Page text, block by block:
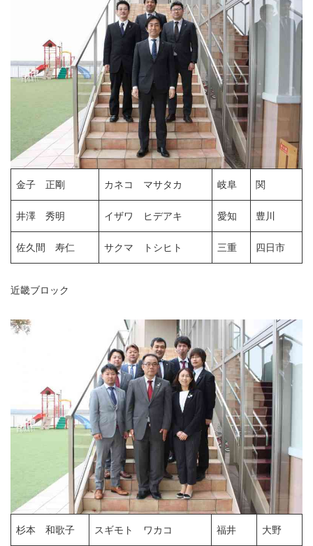
金子 正剛 カネコ マサタカ 岐阜 関
井澤 秀明 イザワ ヒデアキ 愛知 豊川
佐久間 寿仁 サクマ トシヒト 三重 四日市
近畿ブロック
杉本 和歌子 スギモト ワカコ 福井 大野